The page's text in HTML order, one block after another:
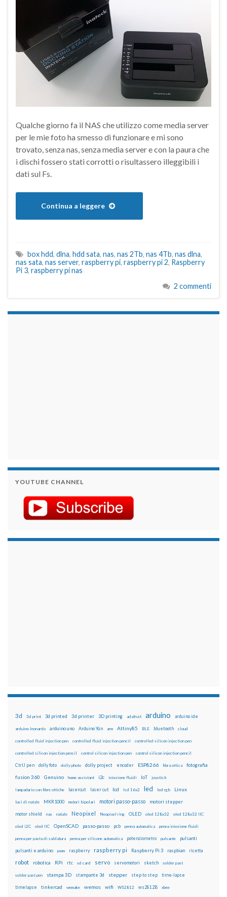
Qualche giorno fa il NAS che utilizzo come media server
per le mie foto ha smesso di funzionare e mi sono
trovato, senza nas, senza media server e con la paura che
i dischi fossero stati corrotti o risultassero illeggibili i
dati sul Fs.
Continua a leggere
box hdd, dlna, hdd sata, nas, nas 2Tb, nas 4Tb, nas dlna,
nas sata, nas server, raspberry pi, raspberry pi 2, Raspberry
Pi 3, raspberry pi nas
2 commenti
YOUTUBE CHANNEL
3d 3d print 3d printed 3d printer 3D printing adafruit arduino arduino ide
arduino leonardo arduino uno Arduino Yún arm Attiny85 BLE bluetooth cloud
controlled fluid injection pen controlled fluid injection pencil controlled silicon injection pen
controlled silicon injection pencil control silicon injection pen control silicon injection pencil
CtrlJ pen dolly foto dolly photo dolly project encoder ESP8266 fibra ottica fotografia
fusion 360 Genuino home assistant i2c iniezione fluidi IoT joystick
lampadario con fibre ottiche lasercut laser cut lcd lcd 16x2 led led rgb Linux
luci di natale MKR1000 motori bipolari motori passo-passo motori stepper
motor shield nas natale Neopixel Neopixel ring OLED oled 128x32 oled 128x32 IIC
oled i2C oled IIC OpenSCAD passo-passo pcb penna automatica penna iniezione fluidi
penna per pasta di saldatura penna per silicone automatica potenziometro pulsante pulsanti
pulsanti e arduino pwm raspberry raspberry pi Raspberry Pi 3 raspbian ricetta
robot robotica RPi rtc sd card servo servomotori sketch solder past
solder past pen stampa 3D stampante 3d stepper step to step time-lapse
timelapse tinkercad wemake wemos wifi WS2812 ws2812B xbee